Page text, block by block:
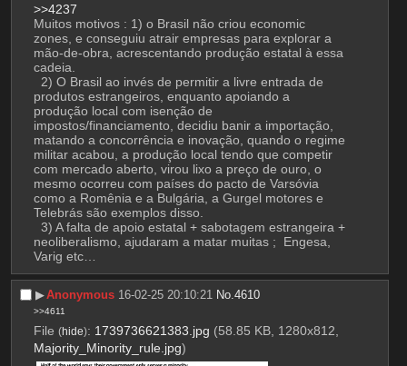
>>4237
Muitos motivos : 1) o Brasil não criou economic
zones, e conseguiu atrair empresas para explorar a
mão-de-obra, acrescentando produção estatal à essa
cadeia.
produtos estrangeiros, enquanto apoiando a
produção local com isenção de
impostos/financiamento, decidiu banir a importação,
matando a concorrência e inovação, quando o regime
militar acabou, a produção local tendo que competir
com mercado aberto, virou lixo a preço de ouro, o
mesmo ocorreu com países do pacto de Varsóvia
como a Romênia e a Bulgária, a Gurgel motores e
Telebrás são exemplos disso.
neoliberalismo, ajudaram a matar muitas ;  Engesa,
Varig etc…
▶︎Anonymous 16-02-25 20:10:21 No.4610
>>4611
File (hide): 1739736621383.jpg (58.85 KB, 1280x812,
Majority_Minority_rule.jpg)